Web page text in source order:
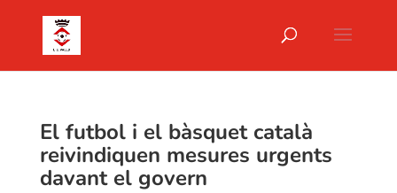
El futbol i el bàsquet català
reivindiquen mesures urgents
davant el govern